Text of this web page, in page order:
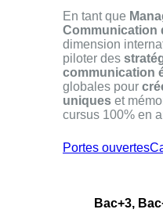
En tant que
Communication
dimension
piloter des
communication
globales pour
uniques et
cursus 100% en
Portes ouvertes
Bac+3,